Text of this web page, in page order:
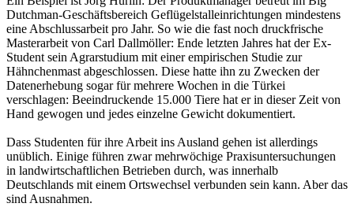
Dutchman-Geschäftsbereich Geflügelstalleinrichtungen mindestens
eine Abschlussarbeit pro Jahr. So wie die fast noch druckfrische
Masterarbeit von Carl Dallmöller: Ende letzten Jahres hat der Ex-
Student sein Agrarstudium mit einer empirischen Studie zur
Hähnchenmast abgeschlossen. Diese hatte ihn zu Zwecken der
Datenerhebung sogar für mehrere Wochen in die Türkei
verschlagen: Beeindruckende 15.000 Tiere hat er in dieser Zeit von
Hand gewogen und jedes einzelne Gewicht dokumentiert.
Dass Studenten für ihre Arbeit ins Ausland gehen ist allerdings
unüblich. Einige führen zwar mehrwöchige Praxisuntersuchungen
in landwirtschaftlichen Betrieben durch, was innerhalb
Deutschlands mit einem Ortswechsel verbunden sein kann. Aber das
sind Ausnahmen.